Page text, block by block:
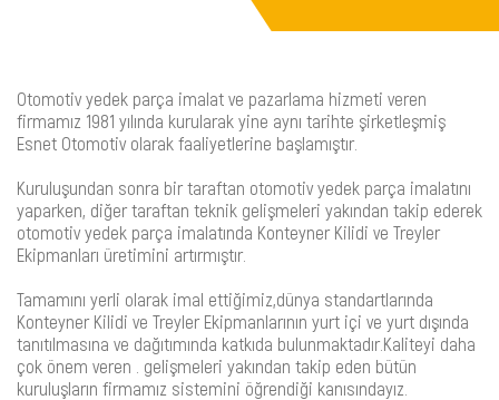
Otomotiv yedek parça imalat ve pazarlama hizmeti veren
firmamız 1981 yılında kurularak yine aynı tarihte şirketleşmiş
Esnet Otomotiv olarak faaliyetlerine başlamıştır.
Kuruluşundan sonra bir taraftan otomotiv yedek parça imalatını
yaparken, diğer taraftan teknik gelişmeleri yakından takip ederek
otomotiv yedek parça imalatında Konteyner Kilidi ve Treyler
Ekipmanları üretimini artırmıştır.
Tamamını yerli olarak imal ettiğimiz,dünya standartlarında
Konteyner Kilidi ve Treyler Ekipmanlarının yurt içi ve yurt dışında
tanıtılmasına ve dağıtımında katkıda bulunmaktadır.Kaliteyi daha
çok önem veren . gelişmeleri yakından takip eden bütün
kuruluşların firmamız sistemini öğrendiği kanısındayız.